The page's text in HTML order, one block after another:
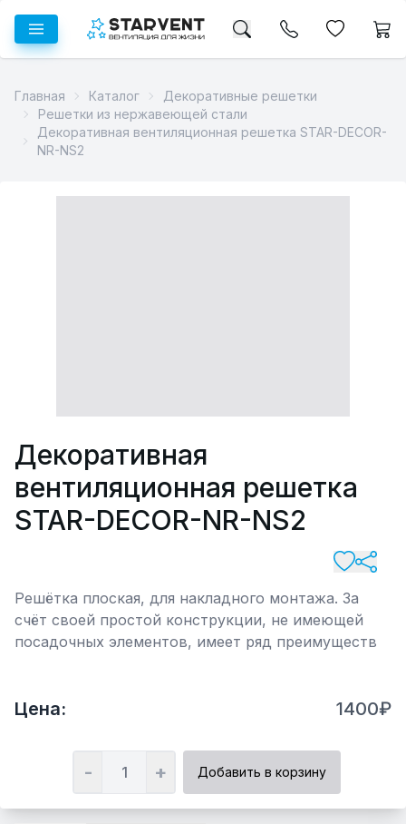
Главная Каталог
Декоративные решетки
Решетки из нержавеющей стали
Декоративная вентиляционная решетка STAR-DECOR-
NR-NS2
Декоративная
вентиляционная решетка
STAR-DECOR-NR-NS2
Решётка плоская, для накладного монтажа. За
счёт своей простой конструкции, не имеющей
посадочных элементов, имеет ряд преимуществ
Цена: 1400₽
- + Добавить в корзину